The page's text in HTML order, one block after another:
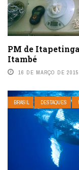
PM de
Itambé
16 DE MARÇO DE 2015
BRASIL DESTAQUES